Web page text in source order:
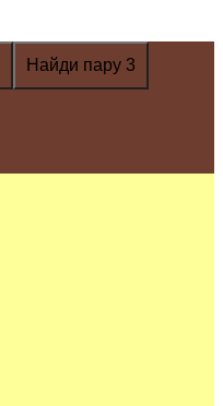
Найди пару 3